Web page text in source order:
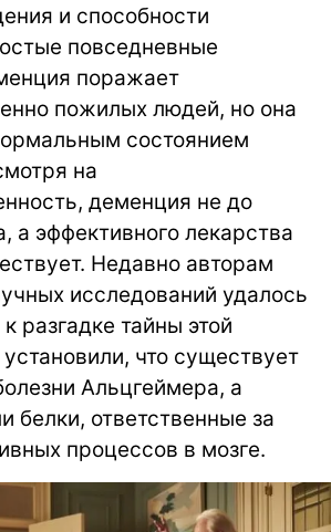
и способности
повседневные
поражает
пожилых людей, но она
состоянием
на
деменция не до
а эффективного лекарства
Недавно авторам
исследований удалось
разгадке тайны этой
что существует
Альцгеймера, а
белки, ответственные за
процессов в мозге.